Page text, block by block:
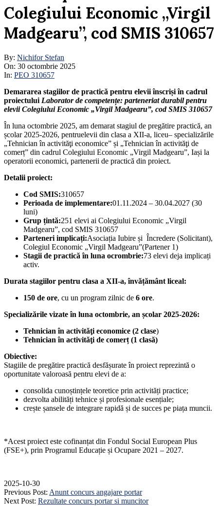
Colegiului Economic „Virgil
Madgearu”, cod SMIS 310657
By: Nichifor Stefan
On: 30 octombrie 2025
In: PEO 310657
Demararea stagiilor de practică pentru elevii înscriși în cadrul
proiectuluiLaborator de competențe: parteneriat durabil pentru
elevii Colegiului Economic „Virgil Madgearu”, cod SMIS 310657
În luna octombrie 2025, am demarat stagiul de pregătire practică, an
școlar 2025-2026, pentruelevii din clasa a XII-a, liceu– specializările
„Tehnician în activităţi economice” și „Tehnician în activităţi de
comerț” din cadrul Colegiului Economic „Virgil Madgearu”, Iași la
operatorii economici, partenerii de practică din proiect.
Detalii proiect:
Cod SMIS:310657
Perioada de implementare:01.11.2024 – 30.04.2027 (30
luni)
Grup țintă:251 elevi ai Colegiului Economic „Virgil
Madgearu”, cod SMIS 310657
Parteneri implicați:Asociația Iubire și Încredere (Solicitant),
Colegiul Economic „Virgil Madgearu”(Partener 1)
Stagii de practică în luna ocrombrie:73 elevi deja implicați
activ.
Durata stagiilor pentru clasa a XII-a, învățământ liceal:
150 de ore, cu un program zilnic de 6 ore.
Specializările vizate în luna octombrie, an școlar 2025-2026:
Tehnician în activităţi economice (2 clase)
Tehnician în activităţi de comerț (1 clasă)
Obiective:
Stagiile de pregătire practică desfășurate în proiect reprezintă o
oportunitate valoroasă pentru elevi de a:
consolida cunoștințele teoretice prin activități practice;
dezvolta abilități tehnice și profesionale esențiale;
crește șansele de integrare rapidă și de succes pe piața muncii.
*Acest proiect este cofinanțat din Fondul Social European Plus
(FSE+), prin Programul Educație și Ocupare 2021 – 2027.
2025-10-30
Previous Post: Anunt concurs angajare portar
Next Post: Rezultate concurs portar si muncitor